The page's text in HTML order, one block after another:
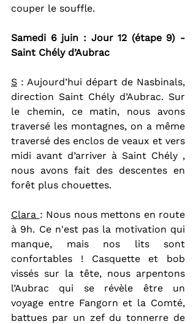
couper le souffle.
Samedi 6 juin : Jour 12 (étape 9) -
Saint Chély d’Aubrac
S : Aujourd’hui départ de Nasbinals,
direction Saint Chély d’Aubrac. Sur
le chemin, ce matin, nous avons
traversé les montagnes, on a même
traversé des enclos de veaux et vers
midi avant d’arriver à Saint Chély ,
nous avons fait des descentes en
forêt plus chouettes.
Clara : Nous nous mettons en route
à 9h. Ce n'est pas la motivation qui
manque, mais nos lits sont
confortables ! Casquette et bob
vissés sur la tête, nous arpentons
l’Aubrac qui se révèle être un
voyage entre Fangorn et la Comté,
battues par un zef du tonnerre de